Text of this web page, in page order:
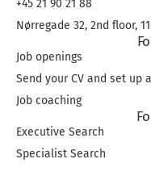
+45 21 90 21 88
Nørregade 32, 2nd floor,
Job openings
Send your CV and set up
Job coaching
Executive Search
Specialist Search